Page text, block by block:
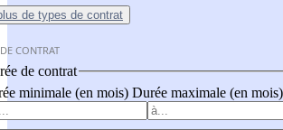
de types de contrat
CONTRAT
de contrat
minimale (en mois) Durée maximale (en mois)